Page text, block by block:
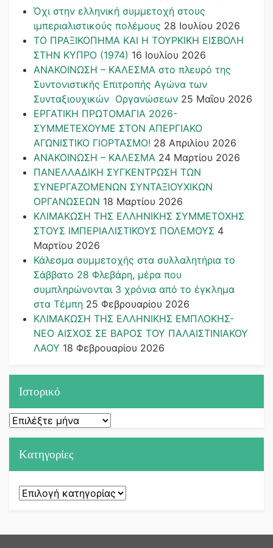
Όχι στην ελληνική συμμετοχή στους
ιμπεριαλιστικούς πολέμους 28 Ιουλίου 2026
ΤΟ ΠΡΑΞΙΚΟΠΗΜΑ ΚΑΙ H ΤΟΥΡΚΙΚΗ ΕΙΣΒΟΛΗ
ΣΤΗΝ ΚΥΠΡΟ (1974) 16 Ιουλίου 2026
ΑΝΑΚΟΙΝΩΣΗ – ΚΑΛΕΣΜΑ στο πλευρό της
Συντονιστικής Επιτροπής Αγώνα των
Συνταξιουχικών Οργανώσεων 25 Μαΐου 2026
ΕΡΓΑΤΙΚΗ ΠΡΩΤΟΜΑΓΙΑ 2026-
ΣΥΜΜΕΤΕΧΟΥΜΕ ΣΤΟΝ ΑΠΕΡΓΙΑΚΟ
ΑΓΩΝΙΣΤΙΚΟ ΓΙΟΡΤΑΣΜΟ! 28 Απριλίου 2026
ΑΝΑΚΟΙΝΩΣΗ – ΚΑΛΕΣΜΑ 24 Μαρτίου 2026
ΠΑΝΕΛΛΑΔΙΚΗ ΣΥΓΚΕΝΤΡΩΣΗ ΤΩΝ
ΣΥΝΕΡΓΑΖΟΜΕΝΩΝ ΣΥΝΤΑΞΙΟΥΧΙΚΩΝ
ΟΡΓΑΝΩΣΕΩΝ 18 Μαρτίου 2026
ΚΛΙΜΑΚΩΣΗ ΤΗΣ ΕΛΛΗΝΙΚΗΣ ΣΥΜΜΕΤΟΧΗΣ
ΣΤΟΥΣ ΙΜΠΕΡΙΑΛΙΣΤΙΚΟΥΣ ΠΟΛΕΜΟΥΣ 4
Μαρτίου 2026
Κάλεσμα συμμετοχής στα συλλαλητήρια το
Σάββατο 28 Φλεβάρη, μέρα που
συμπληρώνονται 3 χρόνια από το έγκλημα
στα Τέμπη 25 Φεβρουαρίου 2026
ΚΛΙΜΑΚΩΣΗ ΤΗΣ ΕΛΛΗΝΙΚΗΣ ΕΜΠΛΟΚΗΣ-
ΝΕΟ ΑΙΣΧΟΣ ΣΕ ΒΑΡΟΣ ΤΟΥ ΠΑΛΑΙΣΤΙΝΙΑΚΟΥ
ΛΑΟΥ 18 Φεβρουαρίου 2026
Ιστορικό
Ιστορικό
Kατηγορίες
Kατηγορίες